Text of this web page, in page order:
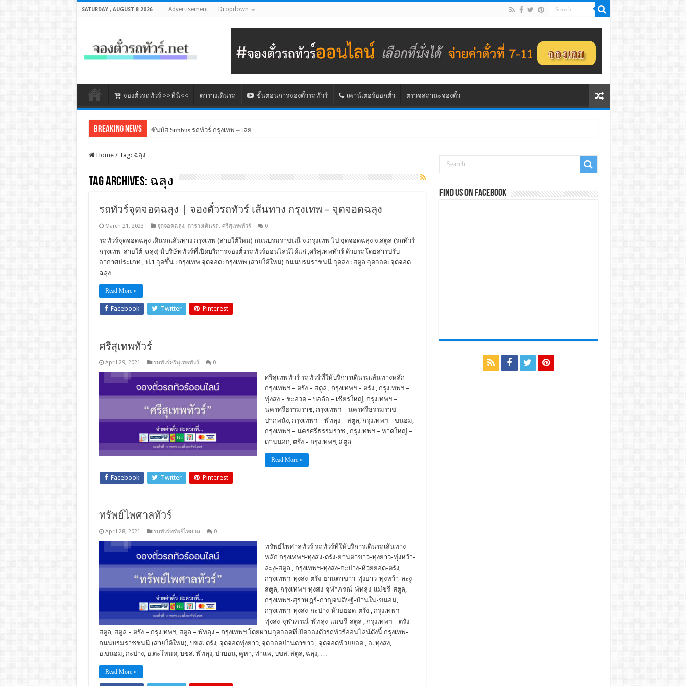
SATURDAY , AUGUST 8 2026 Advertisement Dropdown
จองตั๋วรถทัวร์ >>ที่นี่<< ตารางเดินรถ ขั้นตอนการจองตั๋วรถทัวร์ เคาน์เตอร์ออกตั๋ว ตรวจสถานะจองตั๋ว
Breaking News ซันบัส Sunbus รถทัวร์ กรุงเทพ – เลย
Home / Tag: ฉลุง
Tag Archives: ฉลุง
รถทัวร์จุดจอดฉลุง | จองตั๋วรถทัวร์ เส้นทาง กรุงเทพ – จุดจอดฉลุง
March 21, 2023 จุดจอดฉลุง, ตารางเดินรถ, ศรีสุเทพทัวร์ 0
รถทัวร์จุดจอดฉลุง เดินรถเส้นทาง กรุงเทพ (สายใต้ใหม่) ถนนบรมราชนนี จ.กรุงเทพ ไป จุดจอดฉลุง จ.สตูล (รถทัวร์
กรุงเทพ-สายใต้-ฉลุง) มีบริษัททัวร์ที่เปิดบริการจองตั๋วรถทัวร์ออนไลน์ได้แก่ ,ศรีสุเทพทัวร์ ด้วยรถโดยสารปรับ
อากาศประเภท , ป.1 จุดขึ้น : กรุงเทพ จุดจอด: กรุงเทพ (สายใต้ใหม่) ถนนบรมราชนนี จุดลง : สตูล จุดจอด: จุดจอด
ฉลุง
Read More »
Facebook Twitter Pinterest
ศรีสุเทพทัวร์
April 29, 2021 รถทัวร์ศรีสุเทพทัวร์ 0
ศรีสุเทพทัวร์ รถทัวร์ที่ให้บริการเดินรถเส้นทางหลัก
กรุงเทพฯ – ตรัง – สตูล , กรุงเทพฯ – ตรัง , กรุงเทพฯ –
ทุ่งสง – ชะอวด – บ่อล้อ – เชียรใหญ่, กรุงเทพฯ –
นครศรีธรรมราช, กรุงเทพฯ – นครศรีธรรมราช –
ปากพนัง, กรุงเทพฯ – พัทลุง – สตูล, กรุงเทพฯ – ขนอม,
กรุงเทพฯ – นครศรีธรรมราช , กรุงเทพฯ – หาดใหญ่ –
ด่านนอก, ตรัง – กรุงเทพฯ, สตูล …
Read More »
Facebook Twitter Pinterest
ทรัพย์ไพศาลทัวร์
April 28, 2021 รถทัวร์ทรัพย์ไพศาล 0
ทรัพย์ไพศาลทัวร์ รถทัวร์ที่ให้บริการเดินรถเส้นทาง
หลัก กรุงเทพฯ-ทุ่งสง-ตรัง-ย่านตาขาว-ทุ่งยาว-ทุ่งหว้า-
ละงู-สตูล , กรุงเทพฯ-ทุ่งสง-กะปาง-ห้วยยอด-ตรัง,
กรุงเทพฯ-ทุ่งสง-ตรัง-ย่านตาขาว-ทุ่งยาว-ทุ่งหว้า-ละงู-
สตูล, กรุงเทพฯ-ทุ่งสง-จุฬาภรณ์-พัทลุง-แม่ขรี-สตูล,
กรุงเทพฯ-สุราษฎร์-กาญจนดิษฐ์-บ้านใน-ขนอม,
กรุงเทพฯ-ทุ่งสง-กะปาง-ห้วยยอด-ตรัง , กรุงเทพฯ-
ทุ่งสง-จุฬาภรณ์-พัทลุง-แม่ขรี-สตูล , กรุงเทพฯ – ตรัง –
สตูล, สตูล – ตรัง – กรุงเทพฯ, สตูล – พัทลุง – กรุงเทพฯ โดยผ่านจุดจอดที่เปิดจองตั๋วรถทัวร์ออนไลน์ดังนี้ กรุงเทพ-
ถนนบรมราชชนนี (สายใต้ใหม่), บขส. ตรัง, จุดจอดทุ่งยาว, จุดจอดย่านตาขาว , จุดจอดห้วยยอด , อ. ทุ่งสง,
อ.ขนอม, กะปาง, อ.ตะโหมด, บขส. พัทลุง, ป่าบอน, คูหา, ท่าแพ, บขส. สตูล, ฉลุง, …
Read More »
Find us on Facebook